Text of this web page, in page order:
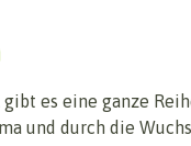
es eine ganze
und durch die